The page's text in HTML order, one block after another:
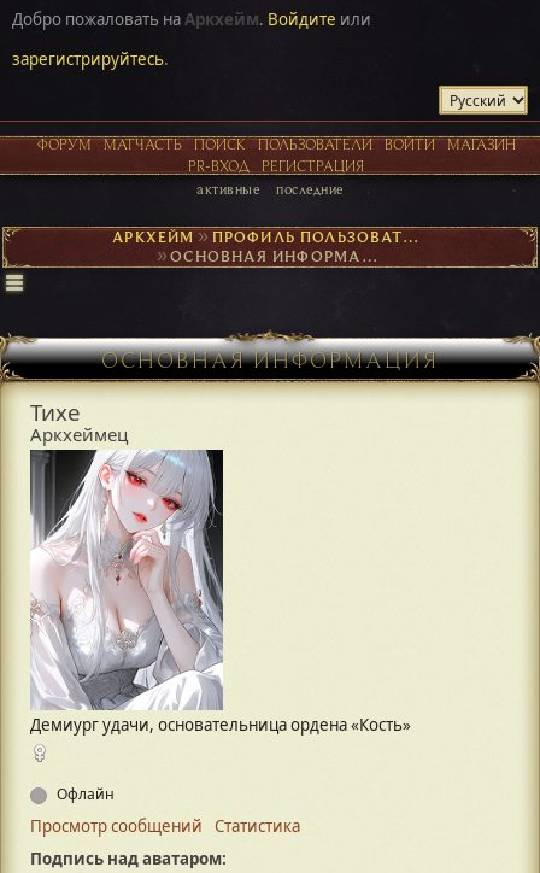
Добро пожаловать наАркхейм. Войдите или
зарегистрируйтесь.
ФОРУМ МАТЧАСТЬ ПОИСК ПОЛЬЗОВАТЕЛИ ВОЙТИ
МАГАЗИН
PR-ВХОД
РЕГИСТРАЦИЯ
активные последние
АРКХЕЙМ► ПРОФИЛЬ ПОЛЬЗОВАТЕЛЯ ТИХЕ
► ОСНОВНАЯ ИНФОРМАЦИЯ
ОСНОВНАЯ ИНФОРМАЦИЯ
Тихе
Аркхеймец
Демиург удачи, основательница ордена «Кость»
Офлайн
Просмотр сообщений
Статистика
Подпись над аватаром: